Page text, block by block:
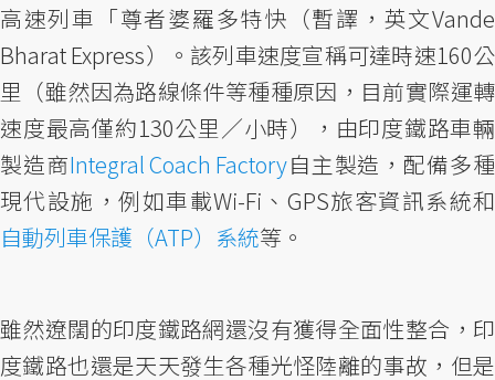
高速列車「尊者婆羅多特快（暫譯，英文Vande
Bharat Express）。該列車速度宣稱可達時速160公
里（雖然因為路線條件等種種原因，目前實際運轉
速度最高僅約130公里／小時），由印度鐵路車輛
製造商Integral Coach Factory自主製造，配備多種
現代設施，例如車載Wi-Fi、GPS旅客資訊系統和
自動列車保護（ATP）系統等。
雖然遼闊的印度鐵路網還沒有獲得全面性整合，印
度鐵路也還是天天發生各種光怪陸離的事故，但是